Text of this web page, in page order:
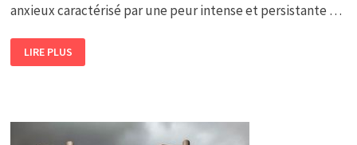
anxieux caractérisé par une peur intense et persistante …
L’ANXIÉTÉ
SOCIALE
(OU
ET
LIRE PLUS